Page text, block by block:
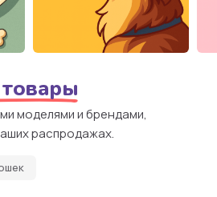
моделями и брендами,
распродажах.